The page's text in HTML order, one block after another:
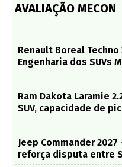
AVALIAÇÃO MECON
Renault Boreal Techno
Engenharia dos SUVs
Ram Dakota Laramie
SUV, capacidade de
Jeep Commander
reforça disputa entre